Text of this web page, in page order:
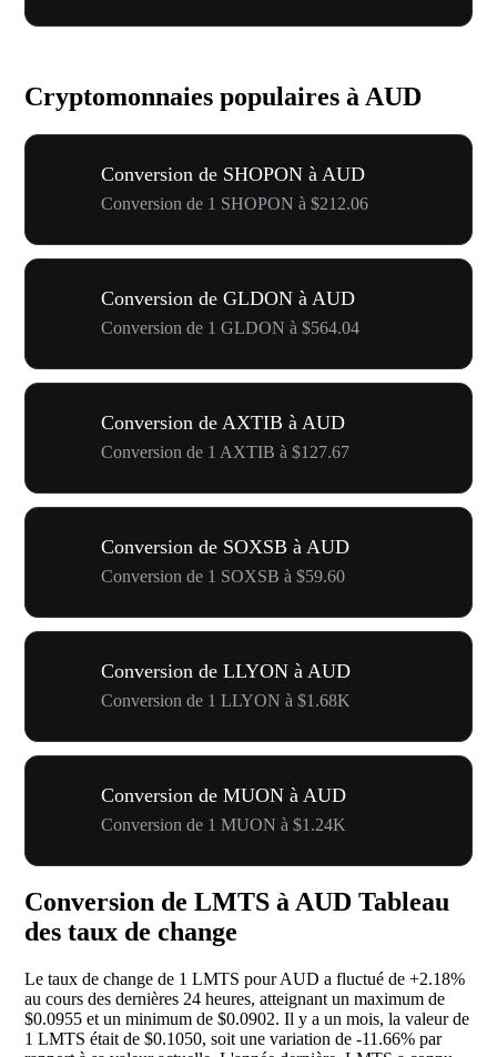
Cryptomonnaies populaires à AUD
Conversion de SHOPON à AUD
Conversion de 1 SHOPON à $212.06
Conversion de GLDON à AUD
Conversion de 1 GLDON à $564.04
Conversion de AXTIB à AUD
Conversion de 1 AXTIB à $127.67
Conversion de SOXSB à AUD
Conversion de 1 SOXSB à $59.60
Conversion de LLYON à AUD
Conversion de 1 LLYON à $1.68K
Conversion de MUON à AUD
Conversion de 1 MUON à $1.24K
Conversion de LMTS à AUD Tableau
des taux de change
Le taux de change de 1 LMTS pour AUD a fluctué de +2.18%
au cours des dernières 24 heures, atteignant un maximum de
$0.0955 et un minimum de $0.0902. Il y a un mois, la valeur de
1 LMTS était de $0.1050, soit une variation de -11.66% par